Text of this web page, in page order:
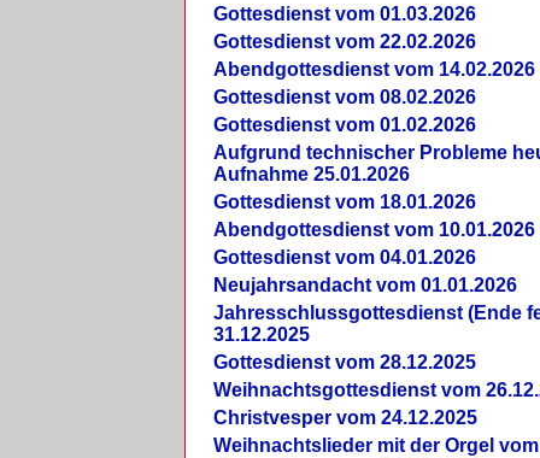
Gottesdienst vom 01.03.2026
Gottesdienst vom 22.02.2026
Abendgottesdienst vom 14.02.2026
Gottesdienst vom 08.02.2026
Gottesdienst vom 01.02.2026
Aufgrund technischer Probleme
Aufnahme 25.01.2026
Gottesdienst vom 18.01.2026
Abendgottesdienst vom 10.01.2026
Gottesdienst vom 04.01.2026
Neujahrsandacht vom 01.01.2026
Jahresschlussgottesdienst (Ende
31.12.2025
Gottesdienst vom 28.12.2025
Weihnachtsgottesdienst vom
Christvesper vom 24.12.2025
Weihnachtslieder mit der Orgel vom